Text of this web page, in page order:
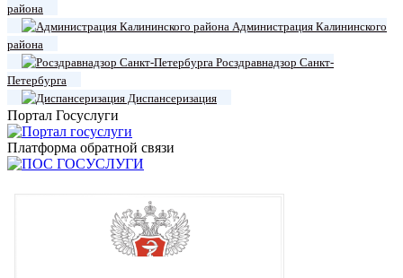
района
Администрация Калининского
района
Росздравнадзор Санкт-
Петербурга
Диспансеризация
Портал Госуслуги
Платформа обратной связи